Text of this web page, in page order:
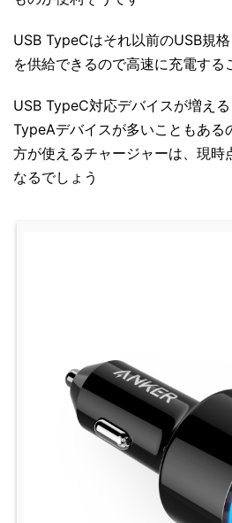
USB TypeCはそれ以前のUSB規
を供給できるので高速に充電する
USB TypeC対応デバイスが増え
TypeAデバイスが多いこともある
方が使えるチャージャーは、現時
なるでしょう